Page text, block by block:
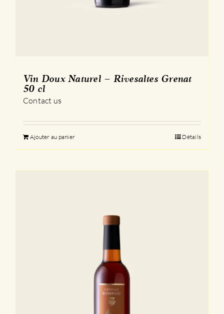
Vin Doux Naturel – Rivesaltes Grenat
50 cl
Contact us
Ajouter au panier Détails